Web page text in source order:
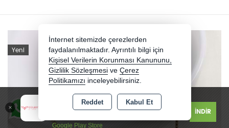
Güler Yüzlü Silver - Jewelry
Google Play Store
İNDİR
Yeni
İnternet sitemizde çerezlerden
faydalanılmaktadır. Ayrıntılı bilgi için
Kişisel Verilerin Korunması Kanununu,
Gizlilik Sözleşmesi ve Çerez
Politikamızı inceleyebilirsiniz.
Reddet Kabul Et